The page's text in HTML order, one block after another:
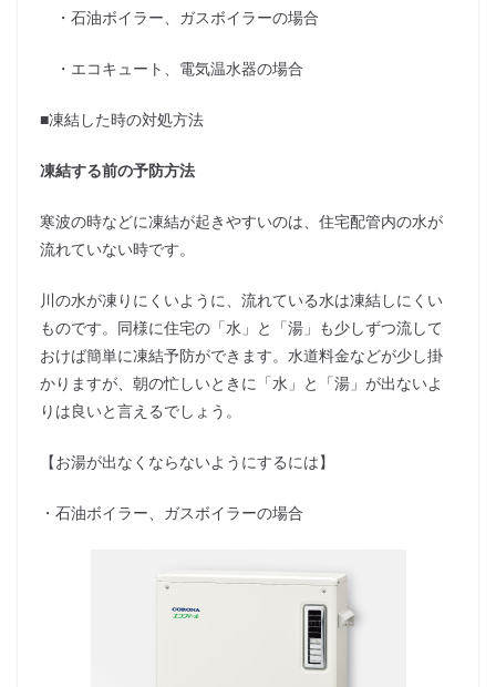
・石油ボイラー、ガスボイラーの場合
・エコキュート、電気温水器の場合
■凍結した時の対処方法
凍結する前の予防方法
寒波の時などに凍結が起きやすいのは、住宅配管内の水が
流れていない時です。
川の水が凍りにくいように、流れている水は凍結しにくい
ものです。同様に住宅の「水」と「湯」も少しずつ流して
おけば簡単に凍結予防ができます。水道料金などが少し掛
かりますが、朝の忙しいときに「水」と「湯」が出ないよ
りは良いと言えるでしょう。
【お湯が出なくならないようにするには】
・石油ボイラー、ガスボイラーの場合